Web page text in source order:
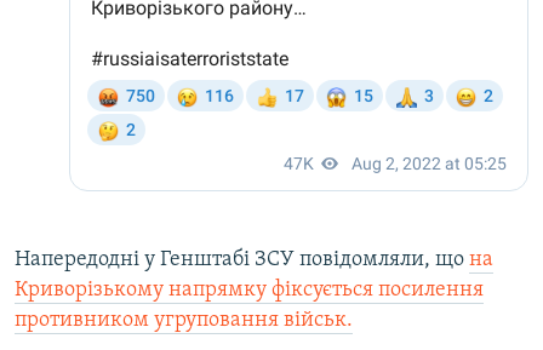
Напередодні у Генштабі ЗСУ повідомляли, що на
Криворізькому напрямку фіксується посилення
противником угруповання військ.